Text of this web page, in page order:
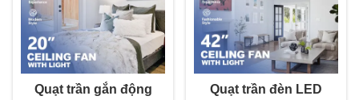
Quạt trần gắn động
Quạt trần đèn LED